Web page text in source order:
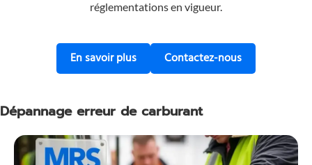
réglementations en vigueur.
En savoir plusDécouvrez notre service
Contactez-nousContactez-
Dépannage erreur de carburant